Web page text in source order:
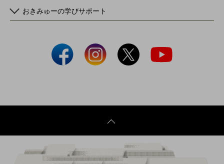
おきみゅーの学びサポート